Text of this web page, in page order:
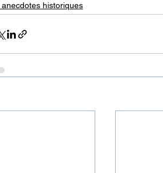
anecdotes historiques